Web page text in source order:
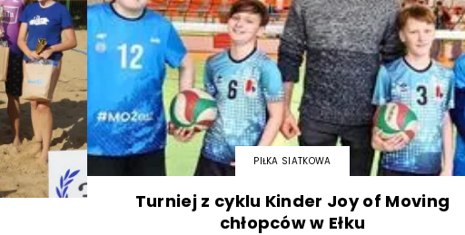
strony
PIŁKA SIATKOWA
Turniej z cyklu Kinder Joy of Moving
chłopców w Ełku